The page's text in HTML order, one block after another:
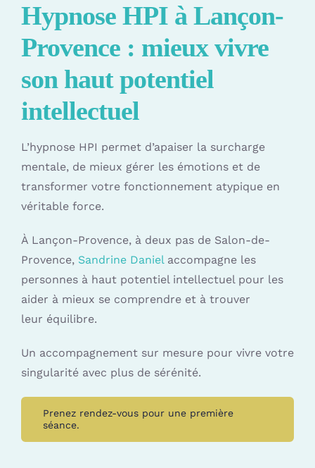
Hypnose HPI à Lançon-
Provence : mieux vivre
son haut potentiel
intellectuel
L’hypnose HPI permet d’apaiser la surcharge
mentale, de mieux gérer les émotions et de
transformer votre fonctionnement atypique en
véritable force.
À Lançon-Provence, à deux pas de Salon-de-
Provence, Sandrine Danielaccompagne les
personnes à haut potentiel intellectuel pour les
aider à mieux se comprendre et à trouver
leur équilibre.
Un accompagnement sur mesure pour vivre votre
singularité avec plus de sérénité.
Prenez rendez-vous pour une première
séance.